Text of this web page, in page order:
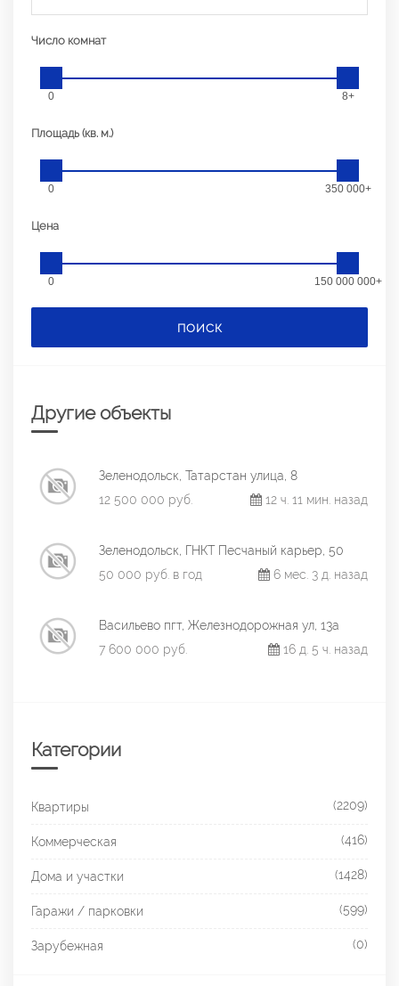
Число комнат
0 8+
Площадь (кв. м.)
0 350 000+
Цена
0 150 000 000+
ПОИСК
Другие объекты
Зеленодольск, Татарстан улица, 8
12 500 000 руб.
12 ч. 11 мин. назад
Зеленодольск, ГНКТ Песчаный карьер, 50
50 000 руб. в год
6 мес. 3 д. назад
Васильево пгт, Железнодорожная ул, 13а
7 600 000 руб.
16 д. 5 ч. назад
Категории
Квартиры (2209)
Коммерческая (416)
Дома и участки (1428)
Гаражи / парковки (599)
Зарубежная (0)